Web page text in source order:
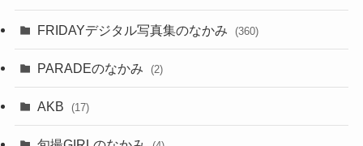
FRIDAYデジタル写真集のなかみ (360)
PARADEのなかみ (2)
AKB (17)